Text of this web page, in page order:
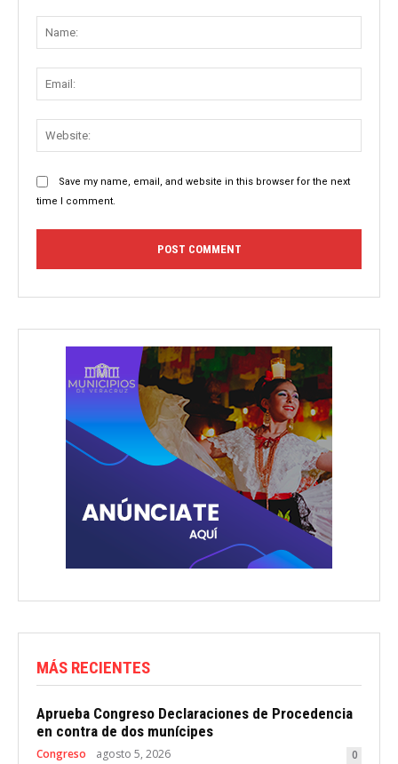
Save my name, email, and website in this browser for the next
time I comment.
MÁS RECIENTES
Aprueba Congreso Declaraciones de Procedencia
en contra de dos munícipes
Congreso agosto 5, 2026 0